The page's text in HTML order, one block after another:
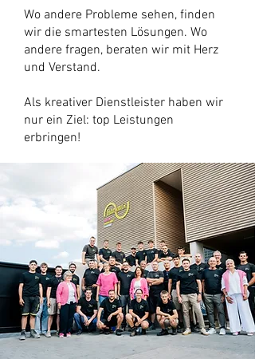
Wo andere Probleme sehen, finden
wir die smartesten Lösungen. Wo
andere fragen, beraten wir mit Herz
und Verstand.
Als kreativer Dienstleister haben wir
nur ein Ziel: top Leistungen
erbringen!